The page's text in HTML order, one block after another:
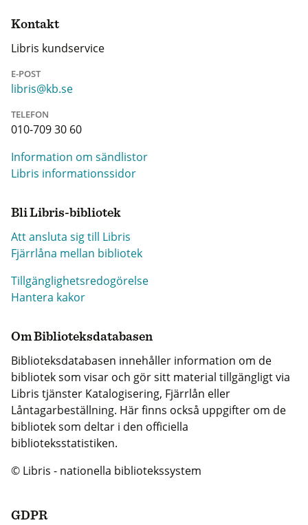
Kontakt
Libris kundservice
E-POST
libris@kb.se
TELEFON
010-709 30 60
Information om sändlistor
Libris informationssidor
Bli Libris-bibliotek
Att ansluta sig till Libris
Fjärrlåna mellan bibliotek
Tillgänglighetsredogörelse
Hantera kakor
Om Biblioteksdatabasen
Biblioteksdatabasen innehåller information om de
bibliotek som visar och gör sitt material tillgängligt via
Libris tjänster Katalogisering, Fjärrlån eller
Låntagarbeställning. Här finns också uppgifter om de
bibliotek som deltar i den officiella
biblioteksstatistiken.
© Libris - nationella bibliotekssystem
GDPR